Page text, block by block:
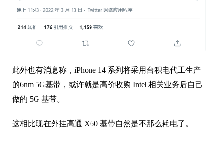
此外也有消息称，iPhone 14 系列将采用台积电代工生产
的6nm 5G基带，或许就是高价收购 Intel 相关业务后自己
做的 5G 基带。
这相比现在外挂高通 X60 基带自然是不那么耗电了。